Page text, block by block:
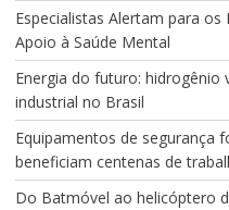
Especialistas Alertam para
Apoio à Saúde Mental
Energia do futuro:
industrial no Brasil
Equipamentos de segurança
beneficiam centenas de
Do Batmóvel ao helicóptero